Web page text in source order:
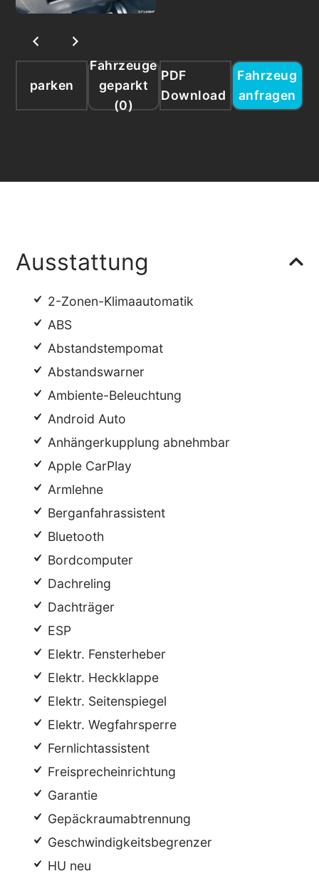
parken
Fahrzeuge
geparkt
(0)
PDF
Download
Fahrzeug
anfragen
Ausstattung
2-Zonen-Klimaautomatik
ABS
Abstandstempomat
Abstandswarner
Ambiente-Beleuchtung
Android Auto
Anhängerkupplung abnehmbar
Apple CarPlay
Armlehne
Berganfahrassistent
Bluetooth
Bordcomputer
Dachreling
Dachträger
ESP
Elektr. Fensterheber
Elektr. Heckklappe
Elektr. Seitenspiegel
Elektr. Wegfahrsperre
Fernlichtassistent
Freisprecheinrichtung
Garantie
Gepäckraumabtrennung
Geschwindigkeitsbegrenzer
HU neu